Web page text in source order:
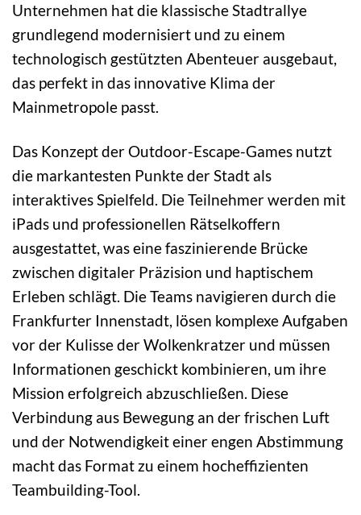
Unternehmen hat die klassische Stadtrallye
grundlegend modernisiert und zu einem
technologisch gestützten Abenteuer ausgebaut,
das perfekt in das innovative Klima der
Mainmetropole passt.
Das Konzept der Outdoor-Escape-Games nutzt
die markantesten Punkte der Stadt als
interaktives Spielfeld. Die Teilnehmer werden mit
iPads und professionellen Rätselkoffern
ausgestattet, was eine faszinierende Brücke
zwischen digitaler Präzision und haptischem
Erleben schlägt. Die Teams navigieren durch die
Frankfurter Innenstadt, lösen komplexe Aufgaben
vor der Kulisse der Wolkenkratzer und müssen
Informationen geschickt kombinieren, um ihre
Mission erfolgreich abzuschließen. Diese
Verbindung aus Bewegung an der frischen Luft
und der Notwendigkeit einer engen Abstimmung
macht das Format zu einem hocheffizienten
Teambuilding-Tool.